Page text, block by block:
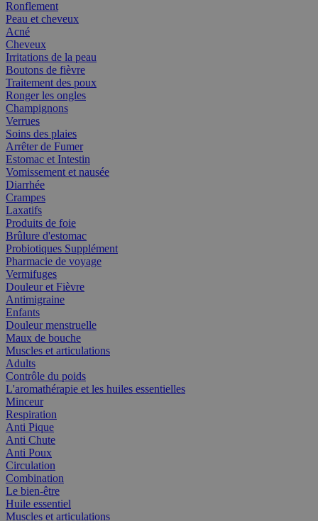
Ronflement
Peau et cheveux
Acné
Cheveux
Irritations de la peau
Boutons de fièvre
Traitement des poux
Ronger les ongles
Champignons
Verrues
Soins des plaies
Arrêter de Fumer
Estomac et Intestin
Vomissement et nausée
Diarrhée
Crampes
Laxatifs
Produits de foie
Brûlure d'estomac
Probiotiques Supplément
Pharmacie de voyage
Vermifuges
Douleur et Fièvre
Antimigraine
Enfants
Douleur menstruelle
Maux de bouche
Muscles et articulations
Adults
Contrôle du poids
L'aromathérapie et les huiles essentielles
Minceur
Respiration
Anti Pique
Anti Chute
Anti Poux
Circulation
Combination
Le bien-être
Huile essentiel
Muscles et articulations